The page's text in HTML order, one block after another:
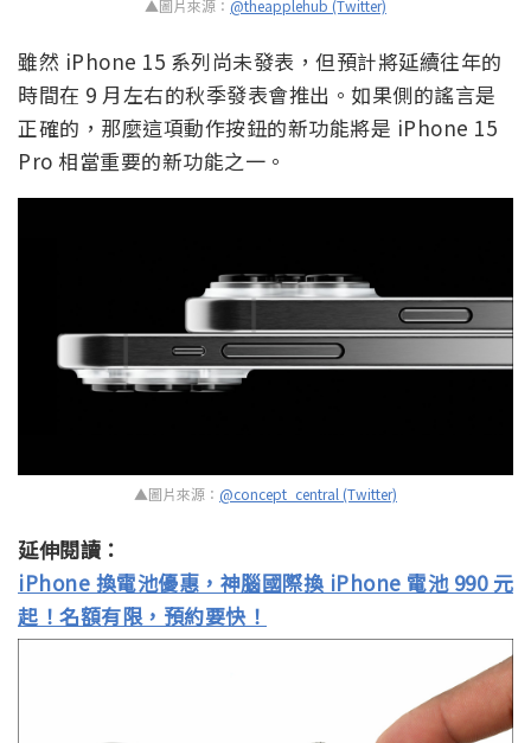
▲圖片來源： @theapplehub (Twitter)
雖然 iPhone 15 系列尚未發表，但預計將延續往年的
時間在 9 月左右的秋季發表會推出。如果側的謠言是
正確的，那麼這項動作按鈕的新功能將是 iPhone 15
Pro 相當重要的新功能之一。
▲圖片來源： @concept_central (Twitter)
延伸閱讀：
iPhone 換電池優惠，神腦國際換 iPhone 電池 990 元
起！名額有限，預約要快！